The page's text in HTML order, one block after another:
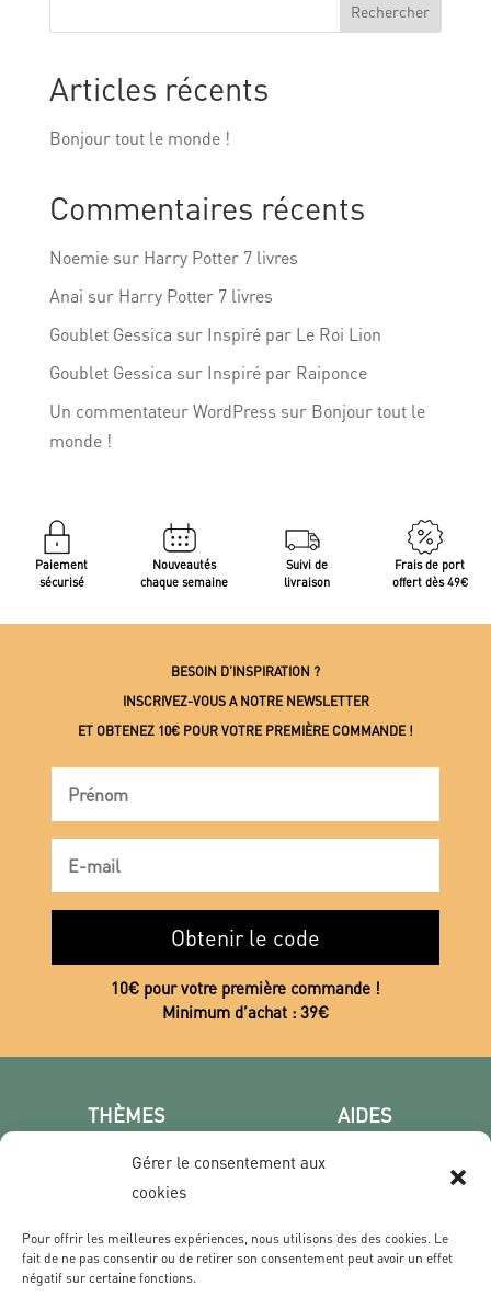
Gérer le consentement aux
cookies
Pour offrir les meilleures expériences, nous utilisons des des cookies. Le
fait de ne pas consentir ou de retirer son consentement peut avoir un effet
négatif sur certaine fonctions.
Rechercher
Articles récents
Bonjour tout le monde !
Commentaires récents
Noemiesur Harry Potter 7 livres
Anai sur Harry Potter 7 livres
Goublet Gessica sur Inspiré par Le Roi Lion
Goublet Gessica sur Inspiré par Raiponce
Un commentateur WordPress sur Bonjour tout le
monde !
Paiement
sécurisé
Nouveautés
chaque semaine
Suivi de
livraison
Frais de port
offert dès 49€
BESOIN D’INSPIRATION ?
INSCRIVEZ-VOUS A NOTRE NEWSLETTER
ET OBTENEZ 10€ POUR VOTRE PREMIÈRE COMMANDE !
Obtenir le code
10€ pour votre première commande !
Minimum d’achat : 39€
THÈMES
Poster photo
Les villes
Film & Série
AIDES